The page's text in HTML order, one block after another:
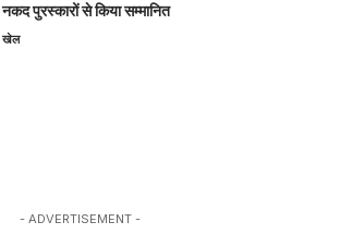
नकद पुरस्कारों से किया सम्मानित
खेल
- ADVERTISEMENT -